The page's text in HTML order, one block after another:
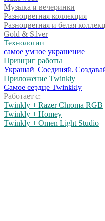
Музыка и вечеринки
Разноцветная коллекция
Разноцветная и белая
Gold & Silver
Технологии
самое умное украшение
Принцип работы
Украшай. Соединяй.
Приложение Twinkly
Самое сердце Twinkkly
Работает с:
Twinkly + Razer Chroma RGB
Twinkly + Homey
Twinkly + Omen Light Studio